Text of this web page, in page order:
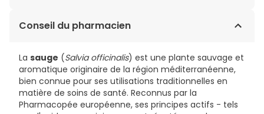
PELARGONIUM GRAVEOLENS FLOWER OIL, SALVIA
GUINEENSIS (PALM) ACID, DISODIUM LAURETH
SULFOSUCCINATE, GLYCERIN, ELAEIS GUINEENSIS (PALM)
KERNEL ACID, LAVANDULA ANGUSTIFOLIA OIL.
May Contain: Citronellol, Linalool, Limonene, Geraniol.
14,03€ / 100 g
Conseil du pharmacien
La sauge (Salvia officinalis) est une plante sauvage et
aromatique originaire de la région méditerranéenne,
bien connue pour ses utilisations traditionnelles en
matière de soins de santé. Reconnus par la
Pharmacopée européenne, ses principes actifs - tels